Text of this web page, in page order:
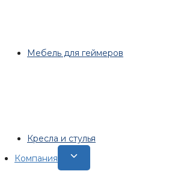
Мебель для геймеров
Кресла и стулья
Компания
Переключить